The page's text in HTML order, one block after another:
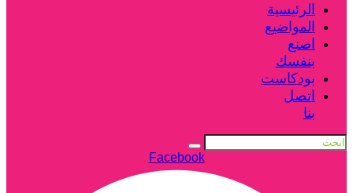
الرئيسية
المواضيع
اصنع
بنفسك
بودكاست
اتصل
بنا
Facebook